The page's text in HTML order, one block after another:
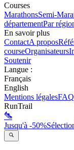
Courses
MarathonsSemi-
départementPar
En savoir plus
ContactA propos
courseOrganisateurs
Soutenir
Langue :
Français
English
Mentions légalesFAQ
RunTrail
Jusqu'à -50%